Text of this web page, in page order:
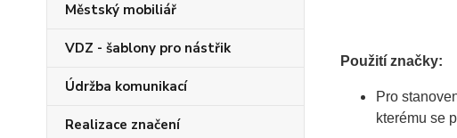
Městský mobiliář
VDZ - šablony pro nástřik
Údržba komunikací
Realizace značení
Použití značky:
Pro
kterému se